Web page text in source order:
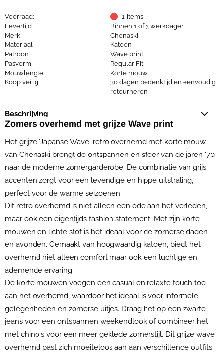
Voorraad: 1 items
Levertijd
Binnen 1 of 3 werkdagen
Merk
Chenaski
Materiaal
Katoen
Patroon
Wave print
Pasvorm
Regular Fit
Mouwlengte
Korte mouw
Koop veilig
30 dagen bedenktijd en eenvoudig
retourneren
Beschrijving
Zomers overhemd met grijze Wave print
Het grijze ‘Japanse Wave' retro overhemd met korte mouw
van Chenaski brengt de ontspannen en sfeer van de jaren '70
naar de moderne zomergarderobe. De combinatie van grijs
accenten zorgt voor een levendige en hippe uitstraling,
perfect voor de warme seizoenen.
Dit retro overhemd is niet alleen een ode aan het verleden,
maar ook een eigentijds fashion statement. Met zijn korte
mouwen en lichte stof is het ideaal voor de zomerse dagen
en avonden. Gemaakt van hoogwaardig katoen, biedt het
overhemd niet alleen comfort maar ook een luchtige en
ademende ervaring.
De korte mouwen voegen een casual en relaxte touch toe
aan het overhemd, waardoor het ideaal is voor informele
gelegenheden en zomerse uitjes. Draag het op een zwarte
jeans voor een ontspannen weekendlook of combineer het
met chino's voor een meer geklede zomerstijl. Dit grijze wave
overhemd past zich moeiteloos aan aan verschillende outfits